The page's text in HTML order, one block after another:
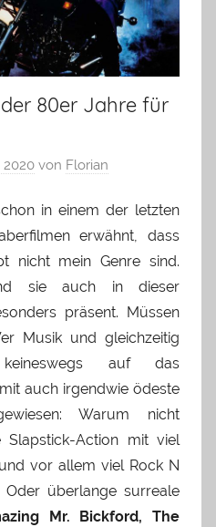
80er Jahre für
2020 von Florian
in einem der letzten
erwähnt, dass
nicht mein Genre sind.
sie auch in dieser
präsent. Müssen
Musik und gleichzeitig
auf das
auch irgendwie ödeste
Warum nicht
Slapstick-Action mit viel
vor allem viel Rock N
Oder überlange surreale
Mr. Bickford, The